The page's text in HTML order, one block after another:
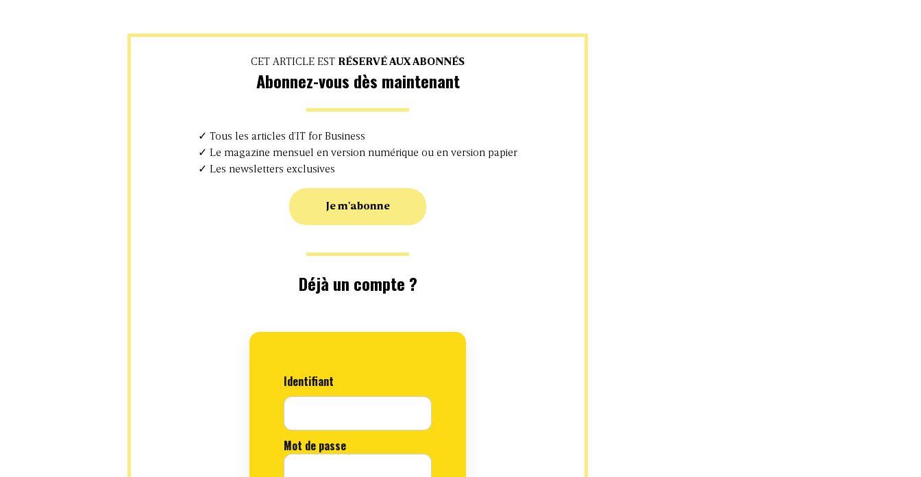
CET ARTICLE EST RÉSERVÉ AUX ABONNÉS
Abonnez-vous dès maintenant
✓ Tous les articles d’IT for Business
✓ Le magazine mensuel en version numérique ou en version papier
✓ Les newsletters exclusives
Je m'abonne
Déjà un compte ?
Identifiant
Mot de passe